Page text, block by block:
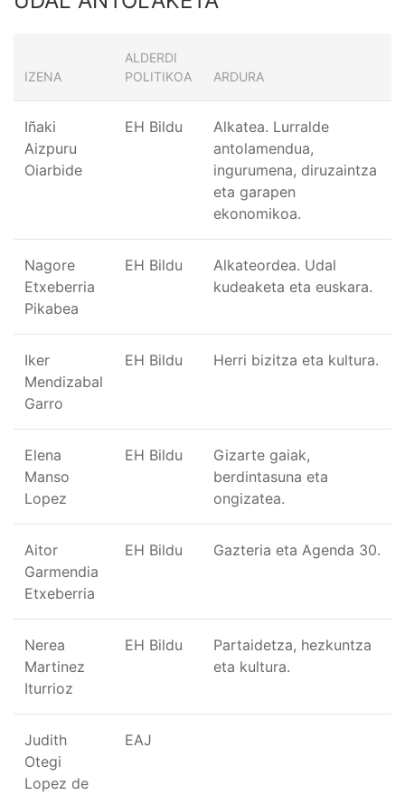
IZENA
ALDERDI
POLITIKOA
ARDURA
Iñaki
Aizpuru
Oiarbide
EH Bildu
Alkatea. Lurralde
antolamendua,
ingurumena, diruzaintza
eta garapen
ekonomikoa.
Nagore
Etxeberria
Pikabea
EH Bildu
Alkateordea. Udal
kudeaketa eta euskara.
Iker
Mendizabal
Garro
EH Bildu Herri bizitza eta kultura.
Elena
Manso
Lopez
EH Bildu
Gizarte gaiak,
berdintasuna eta
ongizatea.
Aitor
Garmendia
Etxeberria
EH Bildu Gazteria eta Agenda 30.
Nerea
Martinez
Iturrioz
EH Bildu
Partaidetza, hezkuntza
eta kultura.
Judith
Otegi
Lopez de
EAJ